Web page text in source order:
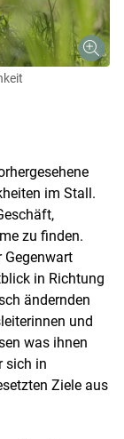
im Stall.
zu finden.
in Richtung
ändernden
und
was ihnen
sich in
Ziele aus